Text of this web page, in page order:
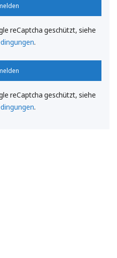
reCaptcha geschützt, siehe
.
reCaptcha geschützt, siehe
.